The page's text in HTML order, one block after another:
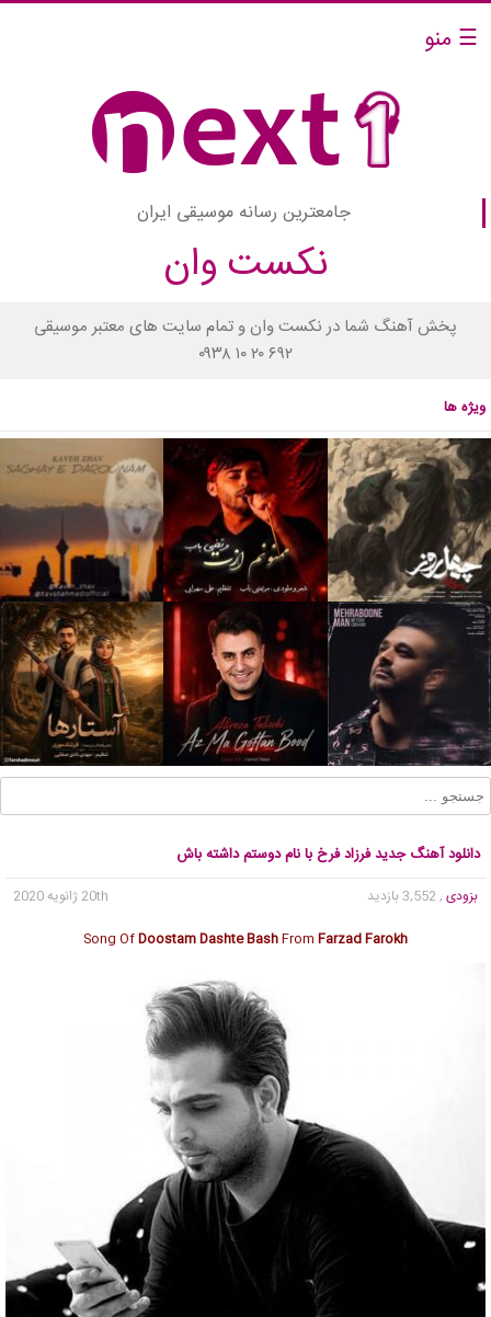
☰ منو
جامعترین رسانه موسیقی ایران
نکست وان
پخش آهنگ شما در نکست وان و تمام سایت های معتبر موسیقی
۰۹۳۸ ۱۰ ۲۰ ۶۹۲
ویژه ها
دانلود آهنگ جدید فرزاد فرخ با نام دوستم داشته باش
بزودی , 3,552 بازدید
20th ژانویه 2020
Song OfDoostam Dashte BashFrom Farzad Farokh